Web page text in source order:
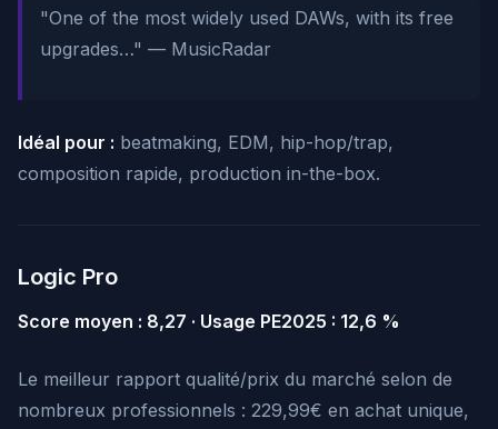
"One of the most widely used DAWs, with its free
upgrades…" — MusicRadar
Idéal pour : beatmaking, EDM, hip-hop/trap,
composition rapide, production in-the-box.
Logic Pro
Score moyen : 8,27 · Usage PE2025 : 12,6 %
Le meilleur rapport qualité/prix du marché selon de
nombreux professionnels : 229,99€ en achat unique,